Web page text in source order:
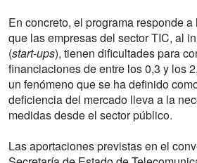
En concreto, el programa responde
que las empresas del sector TIC, al
(start-ups), tienen dificultades para
financiaciones de entre los 0,3 y los
un fenómeno que se ha definido
deficiencia del mercado lleva a la
medidas desde el sector público.
Las aportaciones previstas en el